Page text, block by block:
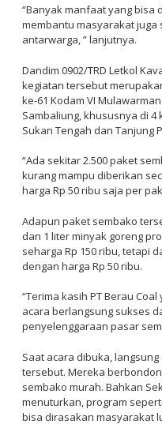
“Banyak manfaat yang
membantu masyarakat
antarwarga, ” lanjutnya.
Dandim 0902/TRD Letkol
kegiatan tersebut
ke-61 Kodam VI
Sambaliung, khususnya di
Sukan Tengah dan Tanjung
“Ada sekitar 2.500 paket
kurang mampu diberikan
harga Rp 50 ribu saja per
Adapun paket sembako
dan 1 liter minyak goreng
seharga Rp 150 ribu, tetapi
dengan harga Rp 50 ribu.
“Terima kasih PT Berau
acara berlangsung sukses
penyelenggaraan pasar
Saat acara dibuka,
tersebut. Mereka
sembako murah. Bahkan
menuturkan, program
bisa dirasakan masyarakat